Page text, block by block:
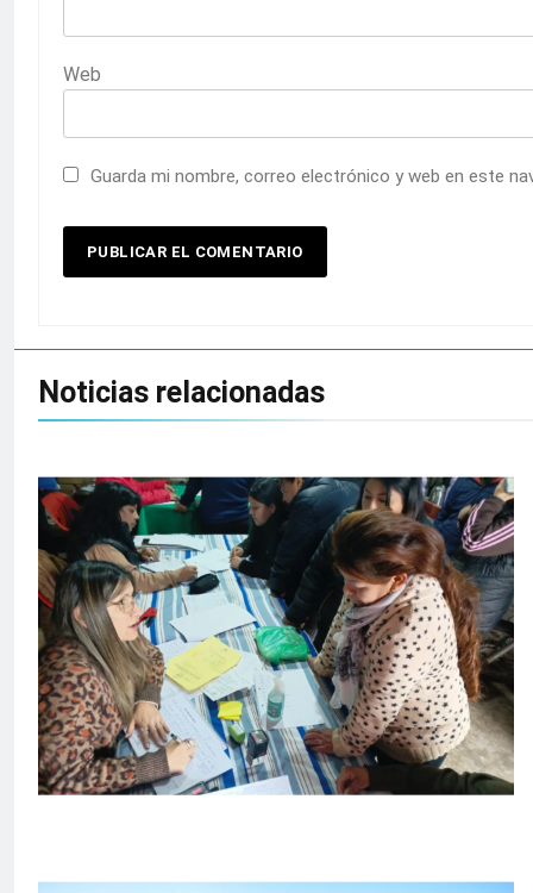
Web
Guarda mi nombre, correo electrónico y web en este
Noticias relacionadas